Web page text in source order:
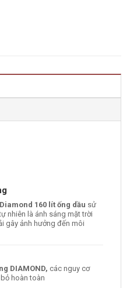
160 lít ống dầu sử
nhiên là ánh sáng mặt trời
gây ảnh hưởng đến môi
DIAMOND, các nguy cơ
hoàn toàn